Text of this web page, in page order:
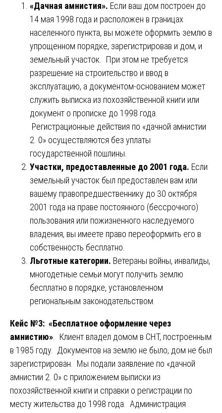
«Дачная амнистия». Если ваш дом построен до
14 мая 1998 года и расположен в границах
населенного пункта, вы можете оформить землю в
упрощенном порядке, зарегистрировав и дом, и
земельный участок. При этом не требуется
разрешение на строительство и ввод в
эксплуатацию, а документом-основанием может
служить выписка из похозяйственной книги или
документ о прописке до 1998 года.
Регистрационные действия по «дачной амнистии
2. 0» осуществляются без уплаты
государственной пошлины.
Участки, предоставленные до 2001 года. Если
земельный участок был предоставлен вам или
вашему правопредшественнику до 30 октября
2001 года на праве постоянного (бессрочного)
пользования или пожизненного наследуемого
владения, вы имеете право переоформить его в
собственность бесплатно.
Льготные категории. Ветераны войны, инвалиды,
многодетные семьи могут получить землю
бесплатно в порядке, установленном
региональным законодательством.
Кейс №3: «Бесплатное оформление через
амнистию» . Клиент владел домом в СНТ, построенным
в 1985 году. Документов на землю не было, дом не был
зарегистрирован. Мы подали заявление по «дачной
амнистии 2. 0» с приложением выписки из
похозяйственной книги и справки о регистрации по
месту жительства до 1998 года. Администрация